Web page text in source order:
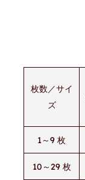
枚数／サイ
ズ
1～9 枚
10～29 枚